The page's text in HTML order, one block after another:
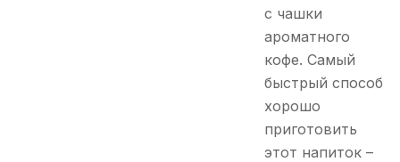
с чашки
ароматного
кофе. Самый
быстрый способ
хорошо
приготовить
этот напиток –